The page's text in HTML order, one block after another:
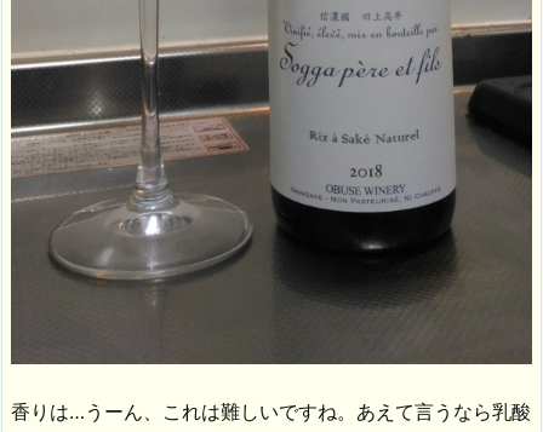
香りは…うーん、これは難しいですね。あえて言うなら乳酸